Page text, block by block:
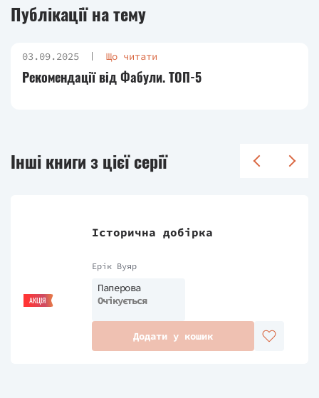
Публікації на тему
03.09.2025 Що читати
Рекомендації від Фабули. ТОП-5
Інші книги з цієї серії
АКЦІЯ
Історична добірка
Ерік Вуяр
Паперова
Очікується
Додати у кошик